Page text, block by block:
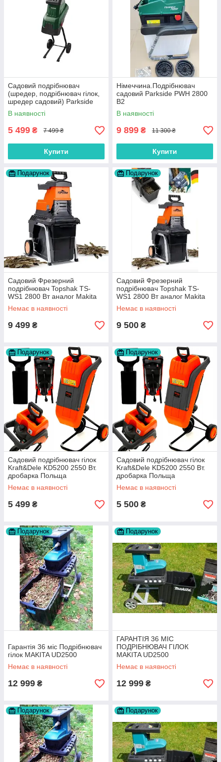
Садовий подрібнювач
(шредер, подрібнювач гілок,
шредер садовий) Parkside
PMH 2400 A1 Нiмеччина
В наявності
5 499 ₴ 7 499 ₴
Купити
Нiмеччина.Подрібнювач
садовий Parkside PWH 2800
B2
В наявності
9 899 ₴ 11 300 ₴
Купити
Подарунок
Садовий Фрезерний
подрібнювач Topshak TS-
WS1 2800 Вт аналог Makita
ud 2500
Немає в наявності
9 499 ₴
Подарунок
Садовий Фрезерний
подрібнювач Topshak TS-
WS1 2800 Вт аналог Makita
ud 2500
Немає в наявності
9 500 ₴
Подарунок
Садовий подрібнювач гілок
Kraft&Dele KD5200 2550 Вт.
дробарка Польща
Немає в наявності
5 499 ₴
Подарунок
Садовий подрібнювач гілок
Kraft&Dele KD5200 2550 Вт.
дробарка Польща
Немає в наявності
5 500 ₴
Подарунок
Гарантія 36 міс Подрібнювач
гілок MAKITA UD2500
Немає в наявності
12 999 ₴
Подарунок
ГАРАНТІЯ 36 МІС
ПОДРІБНЮВАЧ ГІЛОК
MAKITA UD2500
Немає в наявності
12 999 ₴
Подарунок Подарунок